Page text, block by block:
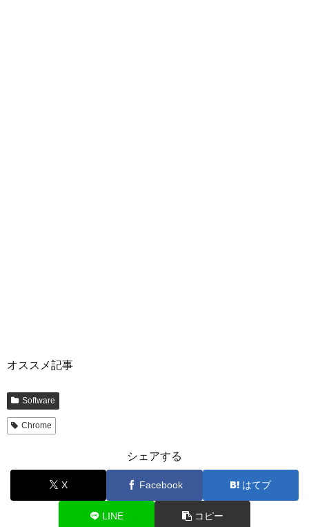
オススメ記事
Software
Chrome
シェアする
X Facebook はてブ
LINE コピー